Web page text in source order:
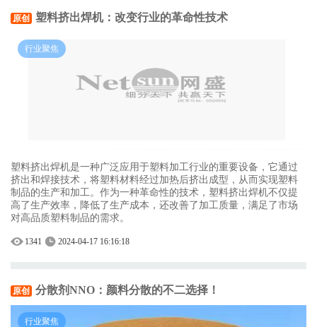
原创 塑料挤出焊机：改变行业的革命性技术
行业聚焦
塑料挤出焊机是一种广泛应用于塑料加工行业的重要设备，它通过
挤出和焊接技术，将塑料材料经过加热后挤出成型，从而实现塑料
制品的生产和加工。作为一种革命性的技术，塑料挤出焊机不仅提
高了生产效率，降低了生产成本，还改善了加工质量，满足了市场
对高品质塑料制品的需求。
1341 2024-04-17 16:16:18
原创 分散剂NNO：颜料分散的不二选择！
行业聚焦